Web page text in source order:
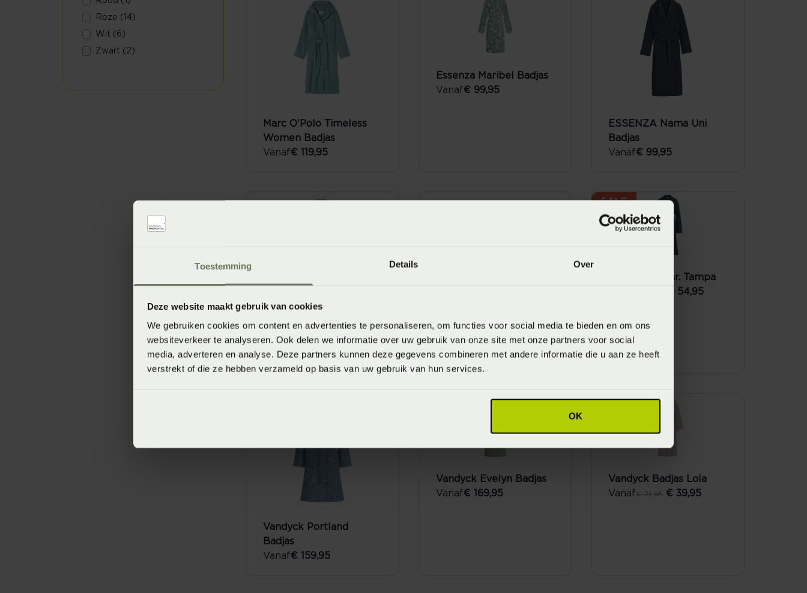
Toestemming Details Over
Deze website maakt gebruik van cookies
We gebruiken cookies om content en advertenties te personaliseren, om functies voor social media te bieden en om ons
websiteverkeer te analyseren. Ook delen we informatie over uw gebruik van onze site met onze partners voor social
media, adverteren en analyse. Deze partners kunnen deze gegevens combineren met andere informatie die u aan ze heeft
verstrekt of die ze hebben verzameld op basis van uw gebruik van hun services.
OK
Roze (14)
Wit (6)
Zwart (2)
Marc O'Polo Timeless
Women Badjas
Vanaf€ 119,95
Essenza Maribel Badjas
Vanaf€ 99,95
ESSENZA Nama Uni
Badjas
Vanaf€ 99,95
ESSENZA Nama Uni
Badjas
Vanaf€ 99,95
Marc O'Polo Essential
Women Badjas
Vanaf€ 99,95
SALE
Vandyck Bathr. Tampa
€ 54,95
Vandyck Portland
Badjas
Vanaf€ 159,95
Vandyck Evelyn Badjas
Vanaf€ 169,95
SALE
Vandyck Badjas Lola
Vanaf€ 74,95 € 39,95